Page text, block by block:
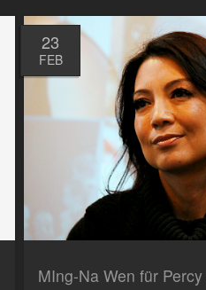
23
FEB
MIng-Na Wen für